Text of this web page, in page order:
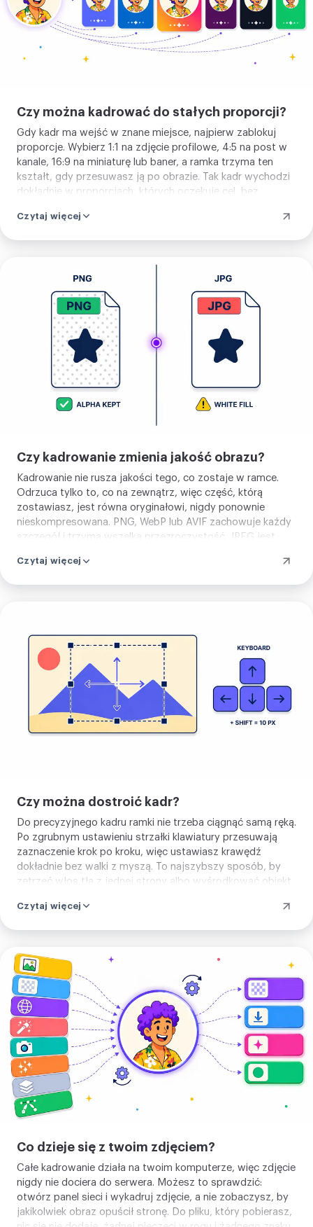
Czy można kadrować do stałych proporcji?
Gdy kadr ma wejść w znane miejsce, najpierw zablokuj
proporcje. Wybierz 1:1 na zdjęcie profilowe, 4:5 na post w
kanale, 16:9 na miniaturę lub baner, a ramka trzyma ten
kształt, gdy przesuwasz ją po obrazie. Tak kadr wychodzi
dokładnie w proporcjach, których oczekuje cel, bez
krawędź, która wyszła nieco poza. Zostaw proporcje
Czytaj więcej
Czy kadrowanie zmienia jakość obrazu?
Kadrowanie nie rusza jakości tego, co zostaje w ramce.
Odrzuca tylko to, co na zewnątrz, więc część, którą
zostawiasz, jest równa oryginałowi, nigdy ponownie
nieskompresowana. PNG, WebP lub AVIF zachowuje każdy
szczegół i trzyma wszelką przezroczystość. JPEG jest
przezroczystości, przezroczyste obszary wychodzą
Czytaj więcej
Czy można dostroić kadr?
Do precyzyjnego kadru ramki nie trzeba ciągnąć samą ręką.
Po zgrubnym ustawieniu strzałki klawiatury przesuwają
zaznaczenie krok po kroku, więc ustawiasz krawędź
dokładnie bez walki z myszą. To najszybszy sposób, by
zetrzeć włos tła z jednej strony albo wyśrodkować obiekt,
klawiatura przesuwają tę samą ramkę.
Czytaj więcej
Kadruj
zdjęcie
Co dzieje się z twoim zdjęciem?
Całe kadrowanie działa na twoim komputerze, więc zdjęcie
nigdy nie dociera do serwera. Możesz to sprawdzić:
otwórz panel sieci i wykadruj zdjęcie, a nie zobaczysz, by
jakikolwiek obraz opuścił stronę. Do pliku, który pobierasz,